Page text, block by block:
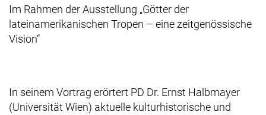
Im Rahmen der Ausstellung „Götter der
lateinamerikanischen Tropen – eine zeitgenössische
Vision“
In seinem Vortrag erörtert PD Dr. Ernst Halbmayer
(Universität Wien) aktuelle kulturhistorische und